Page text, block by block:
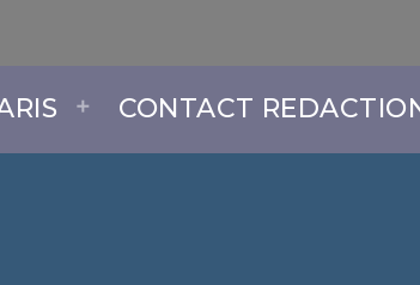
CONTACT